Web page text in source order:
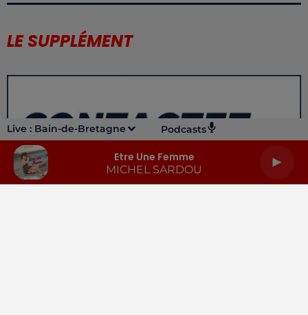
Live : Bain-de-Bretagne Podcasts
Etre Une Femme
MICHEL SARDOU
LE SUPPLÉMENT